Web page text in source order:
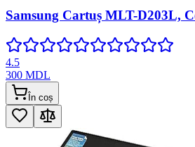
Samsung Cartuș MLT-D203L,
4.5
300 MDL
În coș